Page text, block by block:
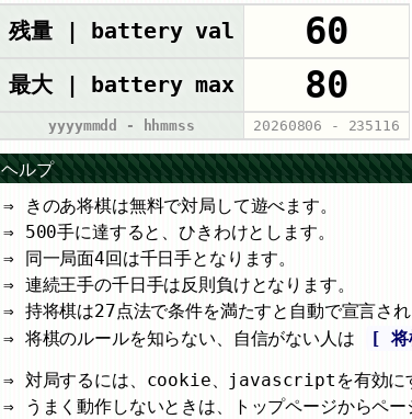
残量 | battery val 60
最大 | battery max 80
yyyymmdd - hhmmss 20260806 - 235116
ヘルプ
きのあ将棋は無料で対局して遊べます。
500手に達すると、ひきわけとします。
同一局面4回は千日手となります。
連続王手の千日手は反則負けとなります。
持将棋は27点法で条件を満たすと自動で宣言され
将棋のルールを知らない、自信がない人は
[ 将
対局するには、cookie、javascriptを有効にす
うまく動作しないときは、トップページからペー